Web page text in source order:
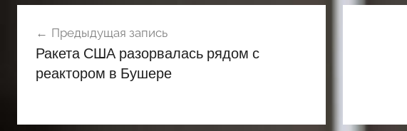
по
записям
Предыдущая запись
Ракета США разорвалась рядом с
реактором в Бушере